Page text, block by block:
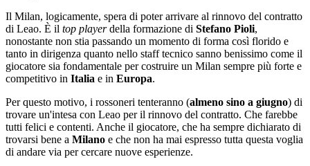
Il Milan, logicamente, spera di poter arrivare al rinnovo del contratto
di Leao. È il top playerdella formazione di Stefano Pioli,
nonostante non stia passando un momento di forma così florido e
tanto in dirigenza quanto nello staff tecnico sanno benissimo come il
giocatore sia fondamentale per costruire un Milan sempre più forte e
competitivo in Italia e in Europa.
Per questo motivo, i rossoneri tenteranno (almeno sino a giugno) di
trovare un'intesa con Leao per il rinnovo del contratto. Che farebbe
tutti felici e contenti. Anche il giocatore, che ha sempre dichiarato di
trovarsi bene a Milano e che non ha mai espresso tutta questa voglia
di andare via per cercare nuove esperienze.